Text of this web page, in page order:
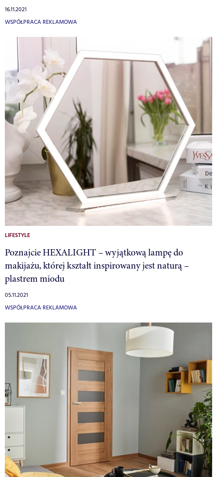
16.11.2021
WSPÓŁPRACA REKLAMOWA
LIFESTYLE
Poznajcie HEXALIGHT – wyjątkową lampę do
makijażu, której kształt inspirowany jest naturą –
plastrem miodu
05.11.2021
WSPÓŁPRACA REKLAMOWA